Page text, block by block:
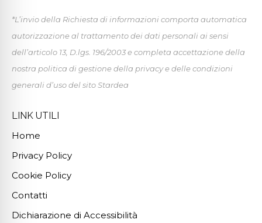
*L’invio della Richiesta di informazioni comporta automatica
autorizzazione al trattamento dei dati personali ai sensi
dell’articolo 13, D.lgs. 196/2003 e completa accettazione della
nostra politica di gestione della privacy e delle condizioni
generali d’uso del sito Stardea
LINK UTILI
Home
Privacy Policy
Cookie Policy
Contatti
Dichiarazione di Accessibilità